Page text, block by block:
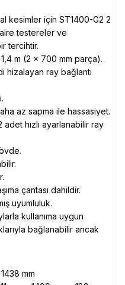
kesimler için ST1400-G2 2
testereler ve
tercihtir.
m (2 x 700 mm parça).
hizalayan ray bağlantı
az sapma ile hassasiyet.
hızlı ayarlanabilir ray
çantası dahildir.
uyumluluk.
kullanıma uygun
bağlanabilir ancak
mm